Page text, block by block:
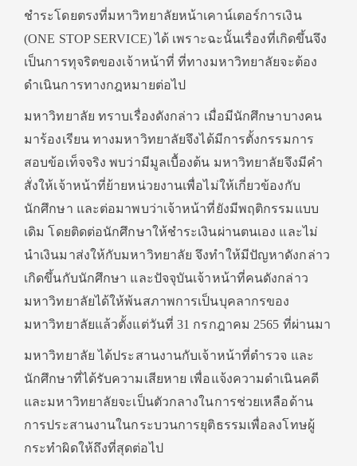
ชำระโดยตรงที่มหาวิทยาลัยหน้าเคาน์เตอร์การเงิน
(ONE STOP SERVICE) ได้ เพราะฉะนั้นเรื่องที่เกิดขึ้นจึง
เป็นการทุจริตของเจ้าหน้าที่ ที่ทางมหาวิทยาลัยจะต้อง
ดำเนินการทางกฎหมายต่อไป
มหาวิทยาลัย ทราบเรื่องดังกล่าว เมื่อมีนักศึกษาบางคน
มาร้องเรียน ทางมหาวิทยาลัยจึงได้มีการตั้งกรรมการ
สอบข้อเท็จจริง พบว่ามีมูลเบื้องต้น มหาวิทยาลัยจึงมีคำ
สั่งให้เจ้าหน้าที่ย้ายหน่วยงานเพื่อไม่ให้เกี่ยวข้องกับ
นักศึกษา และต่อมาพบว่าเจ้าหน้าที่ยังมีพฤติกรรมแบบ
เดิม โดยติดต่อนักศึกษาให้ชำระเงินผ่านตนเอง และไม่
นำเงินมาส่งให้กับมหาวิทยาลัย จึงทำให้มีปัญหาดังกล่าว
เกิดขึ้นกับนักศึกษา และปัจจุบันเจ้าหน้าที่คนดังกล่าว
มหาวิทยาลัยได้ให้พ้นสภาพการเป็นบุคลากรของ
มหาวิทยาลัยแล้วตั้งแต่วันที่ 31 กรกฎาคม 2565 ที่ผ่านมา
มหาวิทยาลัย ได้ประสานงานกับเจ้าหน้าที่ตำรวจ และ
นักศึกษาที่ได้รับความเสียหาย เพื่อแจ้งความดำเนินคดี
และมหาวิทยาลัยจะเป็นตัวกลางในการช่วยเหลือด้าน
การประสานงานในกระบวนการยุติธรรมเพื่อลงโทษผู้
กระทำผิดให้ถึงที่สุดต่อไป